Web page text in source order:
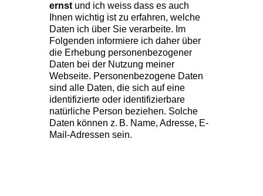
ernst und ich weiss dass es auch
Ihnen wichtig ist zu erfahren, welche
Daten ich über Sie verarbeite. Im
Folgenden informiere ich daher über
die Erhebung personenbezogener
Daten bei der Nutzung meiner
Webseite. Personenbezogene Daten
sind alle Daten, die sich auf eine
identifizierte oder identifizierbare
natürliche Person beziehen. Solche
Daten können z. B. Name, Adresse, E-
Mail-Adressen sein.